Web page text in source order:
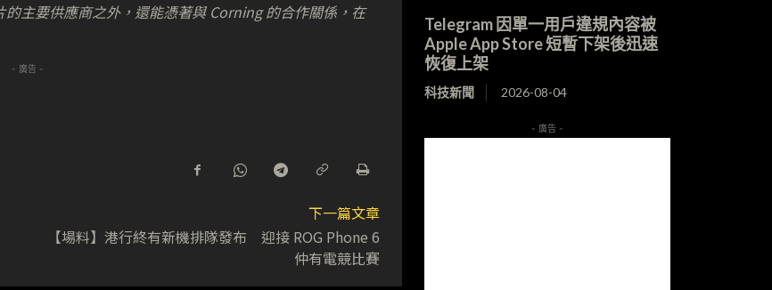
主要供應商之外，還能憑著與 Corning 的合作關係，在
- 廣告 -
下一篇文章
【場料】港行終有新機排隊發布 迎接 ROG Phone 6
仲有電競比賽
Telegram 因單一用戶違規內容被
Apple App Store 短暫下架後迅速
恢復上架
科技新聞 2026-08-04
- 廣告 -